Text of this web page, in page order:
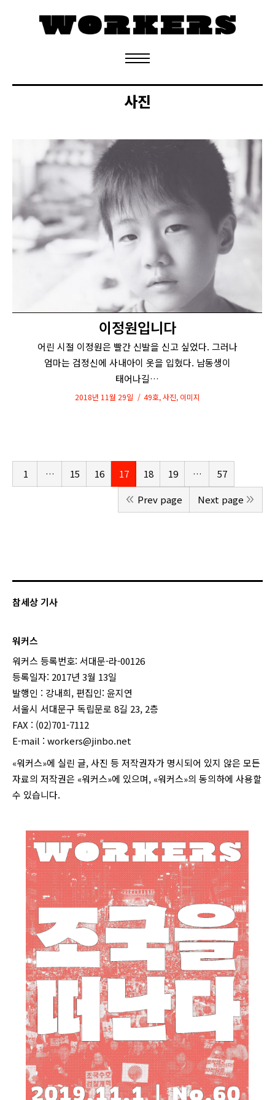
정기구독 신청
사진
이정원입니다
어린 시절 이정원은 빨간 신발을 신고 싶었다. 그러나
엄마는 검정신에 사내아이 옷을 입혔다. 남동생이
태어나길…
2018년 11월 29일 49호,사진, 이미지
1 … 15 16 17 18 19 …
57
Prev page
Next page
참세상 기사
워커스
워커스 등록번호: 서대문-라-00126
등록일자: 2017년 3월 13일
발행인 : 강내희, 편집인: 윤지연
서울시 서대문구 독립문로 8길 23, 2층
FAX : (02)701-7112
E-mail : workers@jinbo.net
«워커스»에 실린 글, 사진 등 저작권자가 명시되어 있지 않은 모든
자료의 저작권은 «워커스»에 있으며, «워커스»의 동의하에 사용할
수 있습니다.